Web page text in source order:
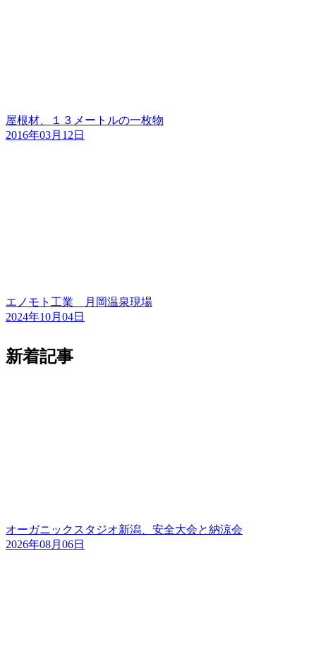
屋根材、１３メートルの一枚物
2016年03月12日
エノモト工業 月岡温泉現場
2024年10月04日
新着記事
オーガニックスタジオ新潟、安全大会と納涼会
2026年08月06日